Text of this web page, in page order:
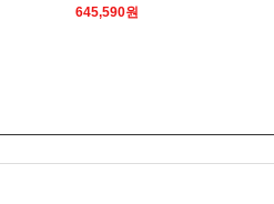
645,590원